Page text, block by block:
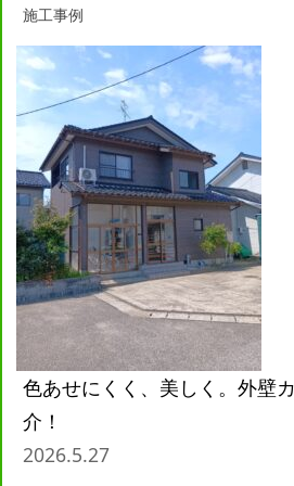
施工事例
色あせにくく、美しく。外壁
介！
2026.5.27